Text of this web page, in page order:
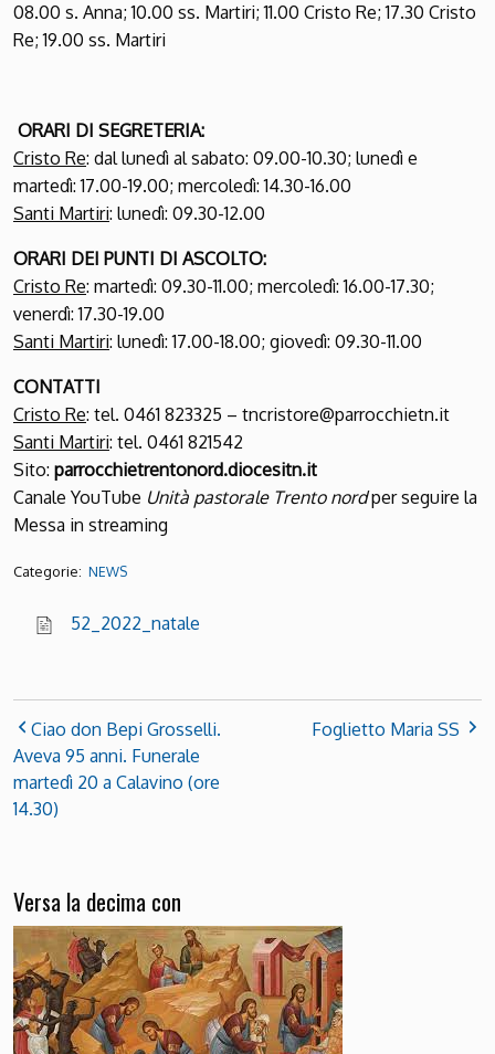
08.00 s. Anna; 10.00 ss. Martiri; 11.00 Cristo Re; 17.30 Cristo
Re; 19.00 ss. Martiri
ORARI DI SEGRETERIA:
Cristo Re: dal lunedì al sabato: 09.00-10.30; lunedì e
martedì: 17.00-19.00; mercoledì: 14.30-16.00
Santi Martiri: lunedì: 09.30-12.00
ORARI DEI PUNTI DI ASCOLTO:
Cristo Re: martedì: 09.30-11.00; mercoledì: 16.00-17.30;
venerdì: 17.30-19.00
Santi Martiri: lunedì: 17.00-18.00; giovedì: 09.30-11.00
CONTATTI
Cristo Re: tel. 0461 823325 – tncristore@parrocchietn.it
Santi Martiri: tel. 0461 821542
Sito: parrocchietrentonord.diocesitn.it
Canale YouTube Unità pastorale Trento nordper seguire la
Messa in streaming
Categorie: NEWS
52_2022_natale
Ciao don Bepi Grosselli.
Aveva 95 anni. Funerale
martedì 20 a Calavino (ore
14.30)
Foglietto Maria SS
Versa la decima con